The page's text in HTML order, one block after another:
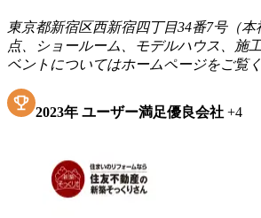
東京都新宿区西新宿四丁目34番7号（
点、ショールーム、モデルハウス、施
ベントについてはホームページをご覧く
2023年 ユーザー満足優良会社 +4